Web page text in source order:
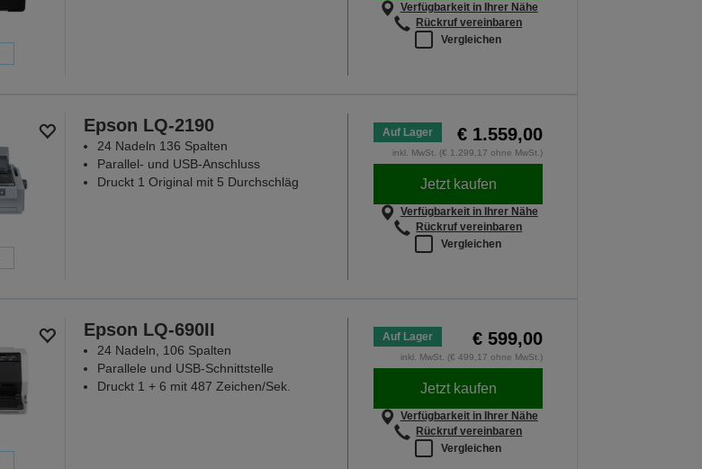
Verfügbarkeit in Ihrer Nähe
Rückruf vereinbaren
Vergleichen
Epson LQ-2190
24 Nadeln 136 Spalten
Parallel- und USB-Anschluss
Druckt 1 Original mit 5 Durchschläg
Auf Lager € 1.559,00
inkl. MwSt. (€ 1.299,17 ohne MwSt.)
Jetzt kaufen
Verfügbarkeit in Ihrer Nähe
Rückruf vereinbaren
Vergleichen
Epson LQ-690II
24 Nadeln, 106 Spalten
Parallele und USB-Schnittstelle
Druckt 1 + 6 mit 487 Zeichen/Sek.
Auf Lager € 599,00
inkl. MwSt. (€ 499,17 ohne MwSt.)
Jetzt kaufen
Verfügbarkeit in Ihrer Nähe
Rückruf vereinbaren
Vergleichen